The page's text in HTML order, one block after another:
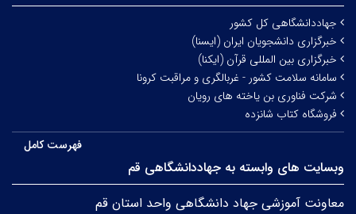
جهاددانشگاهی کل کشور
خبرگزاری دانشجویان ایران (ایسنا)
خبرگزاری بین المللی قرآن (ایکنا)
سامانه سلامت کشور - غربالگری و مراقبت کرونا
شرکت فناوری بن یاخته های رویان
فروشگاه کتاب شانزده
فهرست کامل
وبسایت های وابسته به جهاددانشگاهی قم
معاونت آموزشی جهاد دانشگاهی واحد استان قم